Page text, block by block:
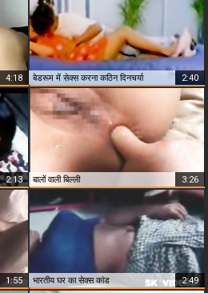
4:18 बेडरूम में सेक्स करना कठिन दिनचर्या 2:40
2:13 बालों वाली बिल्ली 3:26
1:55 भारतीय घर का सेक्स कांड 2:49